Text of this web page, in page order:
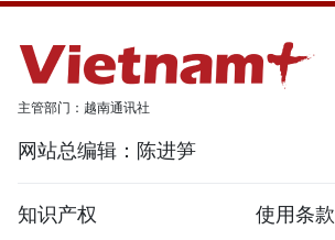
主管部门：越南通讯社
网站总编辑：陈进笋
知识产权 使用条款